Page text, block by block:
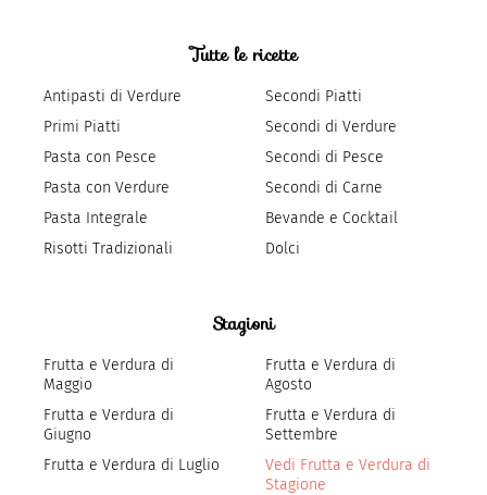
Tutte le ricette
Antipasti di Verdure
Primi Piatti
Pasta con Pesce
Pasta con Verdure
Pasta Integrale
Risotti Tradizionali
Secondi Piatti
Secondi di Verdure
Secondi di Pesce
Secondi di Carne
Bevande e Cocktail
Dolci
Stagioni
Frutta e Verdura di
Maggio
Frutta e Verdura di
Giugno
Frutta e Verdura di Luglio
Frutta e Verdura di
Agosto
Frutta e Verdura di
Settembre
Vedi Frutta e Verdura di
Stagione